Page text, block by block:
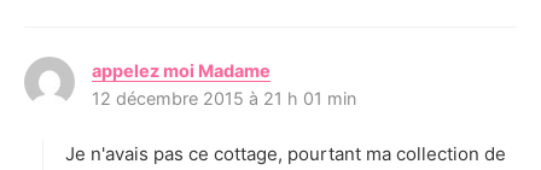
appelez moi Madame
i
:
12 décembre 2015 à 21 h 01 min
Je n'avais pas ce cottage, pourtant ma collection de